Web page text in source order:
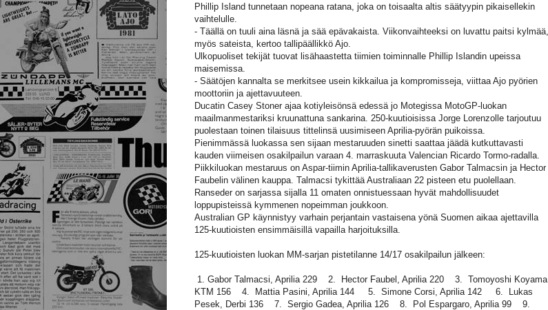
Phillip Island tunnetaan nopeana ratana, joka on toisaalta altis säätyypin pikaisellekin
vaihtelulle.
- Täällä on tuuli aina läsnä ja sää epävakaista. Viikonvaihteeksi on luvattu paitsi kylmää,
myös sateista, kertoo tallipäällikkö Ajo.
Ulkopuoliset tekijät tuovat lisähaastetta tiimien toiminnalle Phillip Islandin upeissa
maisemissa.
- Säätöjen kannalta se merkitsee usein kikkailua ja kompromisseja, viittaa Ajo pyörien
moottoriin ja ajettavuuteen.
Ducatin Casey Stoner ajaa kotiyleisönsä edessä jo Motegissa MotoGP-luokan
maailmanmestariksi kruunattuna sankarina. 250-kuutioisissa Jorge Lorenzolle tarjoutuu
puolestaan toinen tilaisuus tittelinsä uusimiseen Aprilia-pyörän puikoissa.
Pienimmässä luokassa sen sijaan mestaruuden sinetti saattaa jäädä kutkuttavasti
kauden viimeisen osakilpailun varaan 4. marraskuuta Valencian Ricardo Tormo-radalla.
Piikkiluokan mestaruus on Aspar-tiimin Aprilia-tallikaverusten Gabor Talmacsin ja Hector
Faubelin välinen kauppa. Talmacsi tykittää Australiaan 22 pisteen etu puolellaan.
Ranseder on sarjassa sijalla 11 omaten onnistuessaan hyvät mahdollisuudet
loppupisteissä kymmenen nopeimman joukkoon.
Australian GP käynnistyy varhain perjantain vastaisena yönä Suomen aikaa ajettavilla
125-kuutioisten ensimmäisillä vapailla harjoituksilla.
125-kuutioisten luokan MM-sarjan pistetilanne 14/17 osakilpailun jälkeen:
1. Gabor Talmacsi, Aprilia 229 2. Hector Faubel, Aprilia 220 3. Tomoyoshi Koyama,
KTM 156 4. Mattia Pasini, Aprilia 144 5. Simone Corsi, Aprilia 142 6. Lukas
Pesek, Derbi 136 7. Sergio Gadea, Aprilia 126 8. Pol Espargaro, Aprilia 99 9.